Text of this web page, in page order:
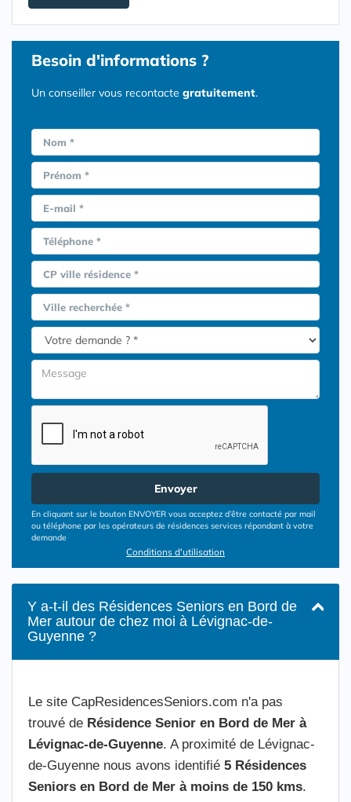
Besoin d'informations ?
Un conseiller vous recontacte gratuitement.
Nom *
Prénom *
E-mail *
Téléphone *
CP ville résidence *
Ville recherchée *
Envoyer
En cliquant sur le bouton ENVOYER vous acceptez d’être contacté par mail
ou téléphone par les opérateurs de résidences services répondant à votre
demande
Conditions d'utilisation
Y a-t-il des Résidences Seniors en Bord de
Mer autour de chez moi à Lévignac-de-
Guyenne ?
Le site CapResidencesSeniors.com n'a pas
trouvé de Résidence Senior en Bord de Mer à
Lévignac-de-Guyenne. A proximité de Lévignac-
de-Guyenne nous avons identifié 5 Résidences
Seniors en Bord de Mer à moins de 150 kms.